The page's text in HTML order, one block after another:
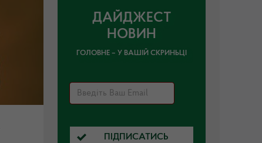
ДАЙДЖЕСТ
НОВИН
ГОЛОВНЕ – У ВАШІЙ СКРИНЬЦІ
ПІДПИСАТИСЬ